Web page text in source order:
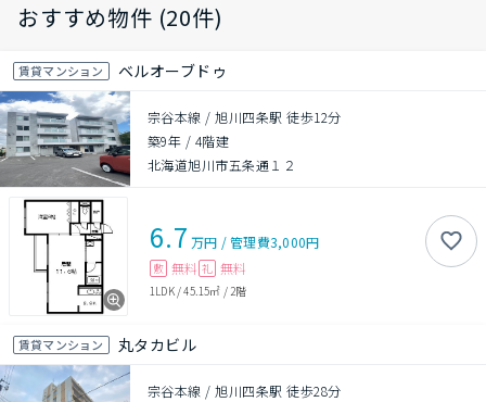
おすすめ物件 (20件)
賃貸マンション ベルオーブドゥ
宗谷本線 / 旭川四条駅 徒歩12分
築9年 / 4階建
北海道旭川市五条通１２
6.7 万円 /管理費3,000円
敷 無料 礼 無料
1LDK/45.15㎡ / 2階
賃貸マンション 丸タカビル
宗谷本線 / 旭川四条駅 徒歩28分